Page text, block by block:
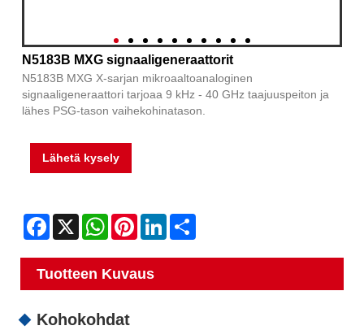
N5183B MXG signaaligeneraattorit
N5183B MXG X-sarjan mikroaaltoanaloginen
signaaligeneraattori tarjoaa 9 kHz - 40 GHz taajuuspeiton ja
lähes PSG-tason vaihekohinatason.
Lähetä kysely
Facebook
X WhatsAppPinterestLinkedIn
Tuotteen Kuvaus
Kohokohdat